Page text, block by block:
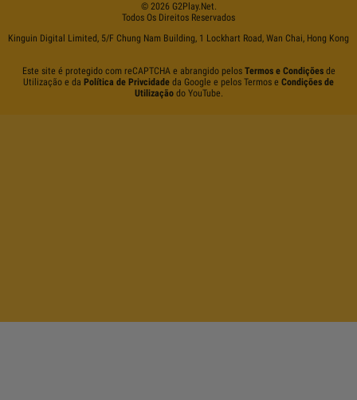
© 2026 G2Play.net.
Todos Os Direitos Reservados
Kinguin Digital Limited, 5/F Chung Nam Building, 1 Lockhart Road, Wan Chai, Hong Kong
Este site é protegido com reCAPTCHA e abrangido pelos Termos e Condiçõesde
Utilização e da Política de Privcidade da Google e pelos Termos e Condições de
Utilizaçãodo YouTube.